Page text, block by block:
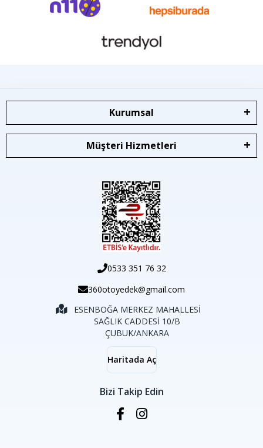
Kurumsal
Müşteri Hizmetleri
0533 351 76 32
360otoyedek@gmail.com
ESENBOĞA MERKEZ MAHALLESİ
SAĞLIK CADDESİ 10/B
ÇUBUK/ANKARA
Haritada Aç
Bizi Takip Edin